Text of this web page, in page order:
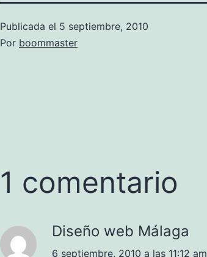
Publicada el 5 septiembre, 2010
Por boommaster
1 comentario
Diseño web Málaga
6 septiembre, 2010 a las 11:12 am